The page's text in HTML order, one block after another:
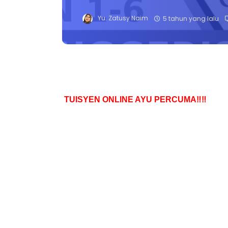
Yu. Zatusy Naim 5 tahun yang lalu
TUISYEN ONLINE AYU PERCUMA‼️‼️